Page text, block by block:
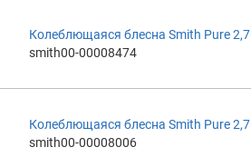
Колеблющаяся блесна Smith Pure
smith00-00008474
Колеблющаяся блесна Smith Pure
smith00-00008006